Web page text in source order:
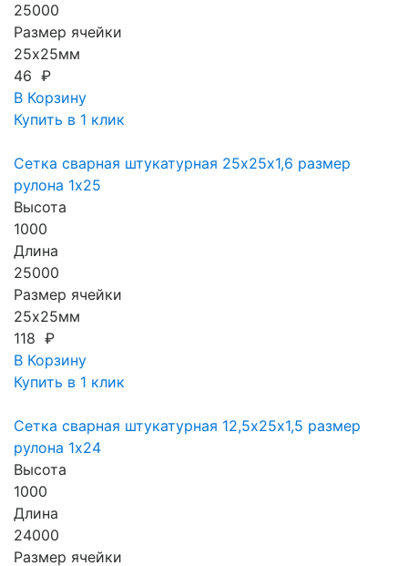
25000
Размер ячейки
25х25мм
46 ₽
В Корзину
Купить в 1 клик
Сетка сварная штукатурная 25х25х1,6 размер
рулона 1х25
Высота
1000
Длина
25000
Размер ячейки
25х25мм
118 ₽
В Корзину
Купить в 1 клик
Сетка сварная штукатурная 12,5х25х1,5 размер
рулона 1х24
Высота
1000
Длина
24000
Размер ячейки